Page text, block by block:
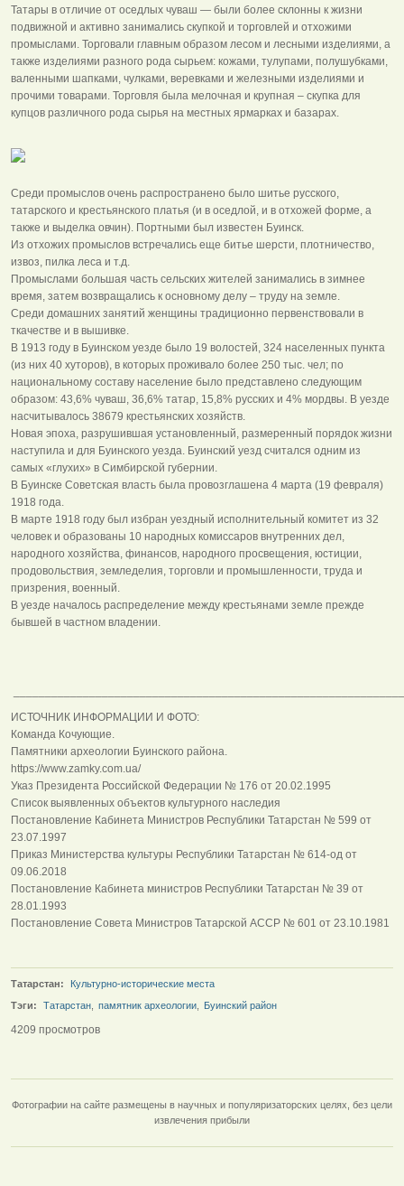
Татары в отличие от оседлых чуваш — были более склонны к жизни
подвижной и активно занимались скупкой и торговлей и отхожими
промыслами. Торговали главным образом лесом и лесными изделиями, а
также изделиями разного рода сырьем: кожами, тулупами, полушубками,
валенными шапками, чулками, веревками и железными изделиями и
прочими товарами. Торговля была мелочная и крупная – скупка для
купцов различного рода сырья на местных ярмарках и базарах.
Среди промыслов очень распространено было шитье русского,
татарского и крестьянского платья (и в оседлой, и в отхожей форме, а
также и выделка овчин). Портными был известен Буинск.
Из отхожих промыслов встречались еще битье шерсти, плотничество,
извоз, пилка леса и т.д.
Промыслами большая часть сельских жителей занимались в зимнее
время, затем возвращались к основному делу – труду на земле.
Среди домашних занятий женщины традиционно первенствовали в
ткачестве и в вышивке.
В 1913 году в Буинском уезде было 19 волостей, 324 населенных пункта
(из них 40 хуторов), в которых проживало более 250 тыс. чел; по
национальному составу население было представлено следующим
образом: 43,6% чуваш, 36,6% татар, 15,8% русских и 4% мордвы. В уезде
насчитывалось 38679 крестьянских хозяйств.
Новая эпоха, разрушившая установленный, размеренный порядок жизни
наступила и для Буинского уезда. Буинский уезд считался одним из
самых «глухих» в Симбирской губернии.
В Буинске Советская власть была провозглашена 4 марта (19 февраля)
1918 года.
В марте 1918 году был избран уездный исполнительный комитет из 32
человек и образованы 10 народных комиссаров внутренних дел,
народного хозяйства, финансов, народного просвещения, юстиции,
продовольствия, земледелия, торговли и промышленности, труда и
призрения, военный.
В уезде началось распределение между крестьянами земле прежде
бывшей в частном владении.
ИСТОЧНИК ИНФОРМАЦИИ И ФОТО:
Команда Кочующие.
Памятники археологии Буинского района.
https://www.zamky.com.ua/
Указ Президента Российской Федерации № 176 от 20.02.1995
Список выявленных объектов культурного наследия
Постановление Кабинета Министров Республики Татарстан № 599 от
23.07.1997
Приказ Министерства культуры Республики Татарстан № 614-од от
09.06.2018
Постановление Кабинета министров Республики Татарстан № 39 от
28.01.1993
Постановление Совета Министров Татарской АССР № 601 от 23.10.1981
Татарстан:
Культурно-исторические места
Тэги:
Татарстан памятник археологии Буинский район
4209 просмотров
Фотографии на сайте размещены в научных и популяризаторских целях, без цели
извлечения прибыли